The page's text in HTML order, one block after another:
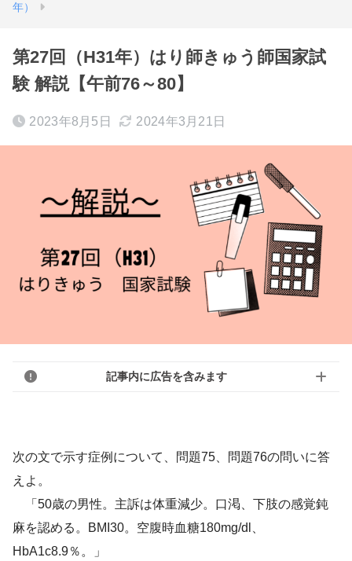
年）
第27回（H31年）はり師きゅう師国家試
験 解説【午前76～80】
2023年8月5日 2024年3月21日
記事内に広告を含みます
次の文で示す症例について、問題75、問題76の問いに答
えよ。
「50歳の男性。主訴は体重減少。口渇、下肢の感覚鈍
麻を認める。BMI30。空腹時血糖180mg/dl、
HbA1c8.9％。」